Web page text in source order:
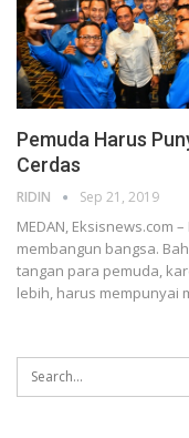
Pemuda Harus
Cerdas
RIDIN Sep 21, 2019
MEDAN, Eksisnews.com
membangun bangsa.
tangan para pemuda,
lebih, harus mempunyai